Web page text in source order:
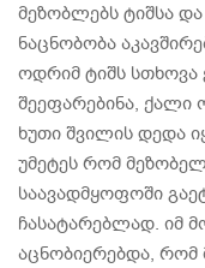
მეზობლებს ტიშსა
ნაცნობობა
ოდრიმ ტიშს სთხოვა
შეეფარებინა, ქალი
ხუთი შვილის დედა
უმეტეს რომ
საავადმყოფოში
ჩასატარებლად. იმ
აცნობიერებდა, რომ